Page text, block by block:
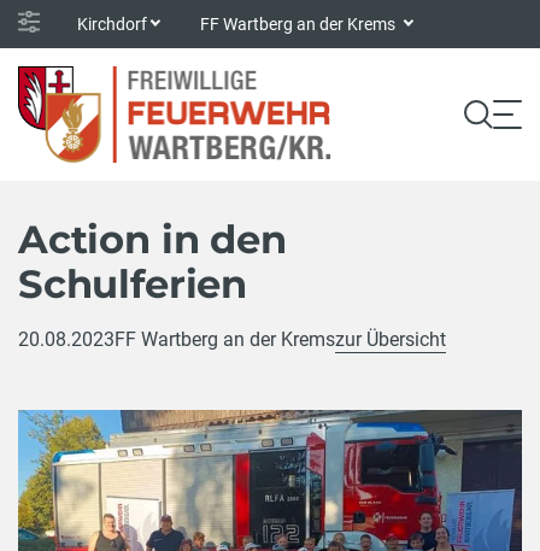
Kirchdorf FF Wartberg an der Krems
Action in den
Schulferien
20.08.2023FF Wartberg an der Kremszur Übersicht